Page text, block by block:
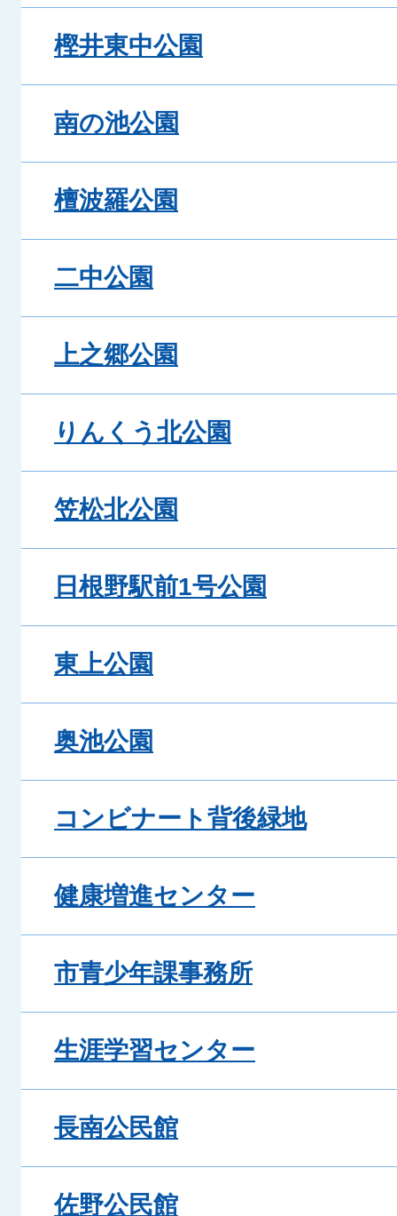
樫井東中公園
南の池公園
檀波羅公園
二中公園
上之郷公園
りんくう北公園
笠松北公園
日根野駅前1号公園
東上公園
奥池公園
コンビナート背後緑地
健康増進センター
市青少年課事務所
生涯学習センター
長南公民館
佐野公民館